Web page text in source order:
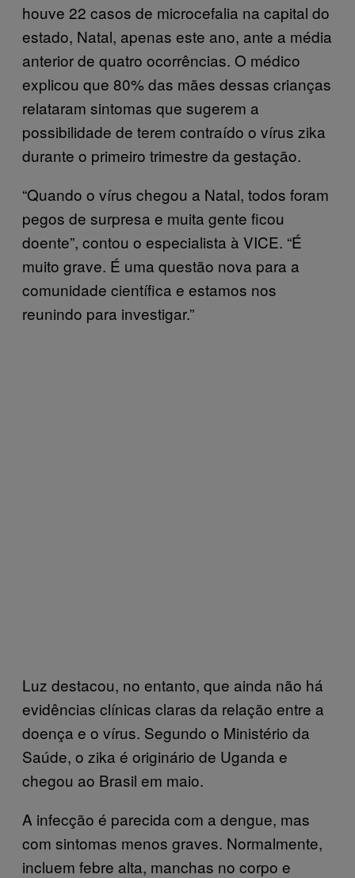
houve 22 casos de microcefalia na capital do
estado, Natal, apenas este ano, ante a média
anterior de quatro ocorrências. O médico
explicou que 80% das mães dessas crianças
relataram sintomas que sugerem a
possibilidade de terem contraído o vírus zika
durante o primeiro trimestre da gestação.
“Quando o vírus chegou a Natal, todos foram
pegos de surpresa e muita gente ficou
doente”, contou o especialista à VICE. “É
muito grave. É uma questão nova para a
comunidade científica e estamos nos
reunindo para investigar.”
Luz destacou, no entanto, que ainda não há
evidências clínicas claras da relação entre a
doença e o vírus. Segundo o Ministério da
Saúde, o zika é originário de Uganda e
chegou ao Brasil em maio.
A infecção é parecida com a dengue, mas
com sintomas menos graves. Normalmente,
incluem febre alta, manchas no corpo e